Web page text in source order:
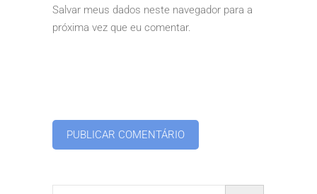
Salvar meus dados neste navegador para a
próxima vez que eu comentar.